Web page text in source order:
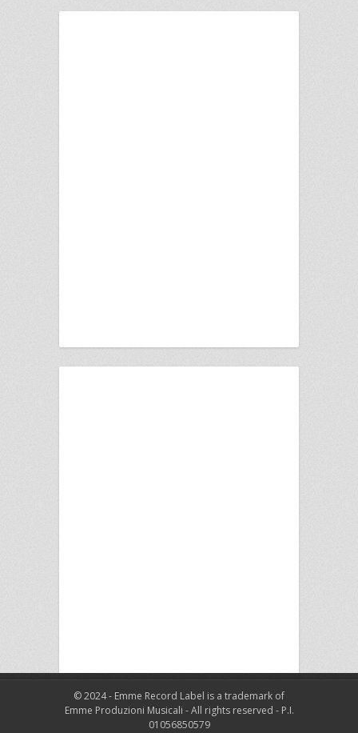
© 2024 - Emme Record Label is a trademark of
Emme Produzioni Musicali - All rights reserved - P.I.
01056850579